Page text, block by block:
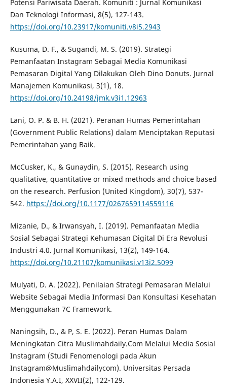
Potensi Pariwisata Daerah. Komuniti : Jurnal Komunikasi
Dan Teknologi Informasi, 8(5), 127-143.
https://doi.org/10.23917/komuniti.v8i5.2943
Kusuma, D. F., & Sugandi, M. S. (2019). Strategi
Pemanfaatan Instagram Sebagai Media Komunikasi
Pemasaran Digital Yang Dilakukan Oleh Dino Donuts. Jurnal
Manajemen Komunikasi, 3(1), 18.
https://doi.org/10.24198/jmk.v3i1.12963
Lani, O. P. & B. H. (2021). Peranan Humas Pemerintahan
(Government Public Relations) dalam Menciptakan Reputasi
Pemerintahan yang Baik.
McCusker, K., & Gunaydin, S. (2015). Research using
qualitative, quantitative or mixed methods and choice based
on the research. Perfusion (United Kingdom), 30(7), 537-
542. https://doi.org/10.1177/0267659114559116
Mizanie, D., & Irwansyah, I. (2019). Pemanfaatan Media
Sosial Sebagai Strategi Kehumasan Digital Di Era Revolusi
Industri 4.0. Jurnal Komunikasi, 13(2), 149-164.
https://doi.org/10.21107/komunikasi.v13i2.5099
Mulyati, D. A. (2022). Penilaian Strategi Pemasaran Melalui
Website Sebagai Media Informasi Dan Konsultasi Kesehatan
Menggunakan 7C Framework.
Naningsih, D., & P, S. E. (2022). Peran Humas Dalam
Meningkatan Citra Muslimahdaily.Com Melalui Media Sosial
Instagram (Studi Fenomenologi pada Akun
Instagram@Muslimahdailycom). Universitas Persada
Indonesia Y.A.I, XXVII(2), 122-129.